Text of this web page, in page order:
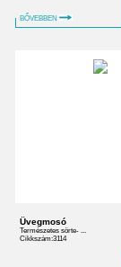
BŐVEBBEN
Üvegmosó
Természetes sörte- ...
Cikkszám:3114